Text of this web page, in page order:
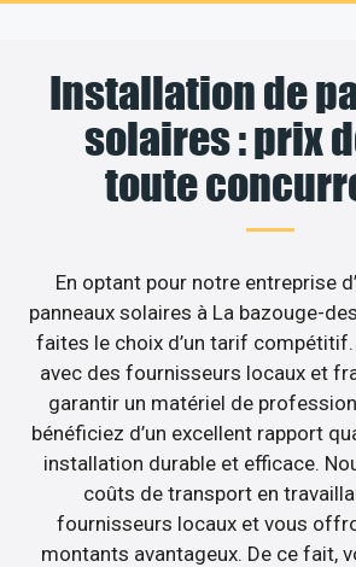
Installation de
solaires : prix
toute
En optant pour notre entreprise
panneaux solaires à La bazouge-
faites le choix d’un tarif
avec des fournisseurs locaux et
garantir un matériel de
bénéficiez d’un excellent rapport
installation durable et efficace.
coûts de transport en
fournisseurs locaux et vous
montants avantageux. De ce fait,